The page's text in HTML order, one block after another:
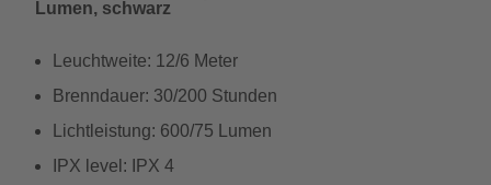
Lumen, schwarz
Leuchtweite: 12/6 Meter
Brenndauer: 30/200 Stunden
Lichtleistung: 600/75 Lumen
IPX level: IPX 4